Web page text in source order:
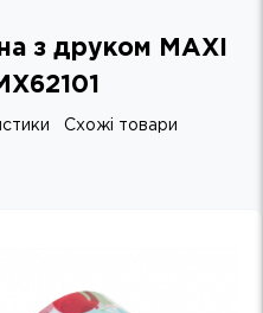
з друком MAXI
Схожі товари